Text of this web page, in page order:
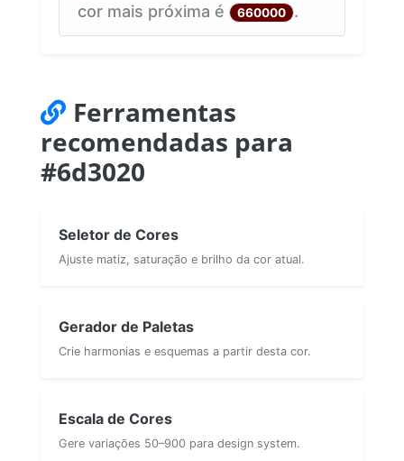
cor mais próxima é
660000 .
Ferramentas
recomendadas para
#6d3020
Seletor de Cores
Ajuste matiz, saturação e brilho da cor atual.
Gerador de Paletas
Crie harmonias e esquemas a partir desta cor.
Escala de Cores
Gere variações 50–900 para design system.